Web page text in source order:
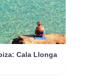
Cala Llonga